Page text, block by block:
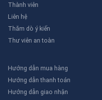
Thành viên
Liên hệ
Thăm dò ý kiến
Thư viên an toàn
Hướng dẫn mua hàng
Hướng dẫn thanh toán
Hướng dẫn giao nhận